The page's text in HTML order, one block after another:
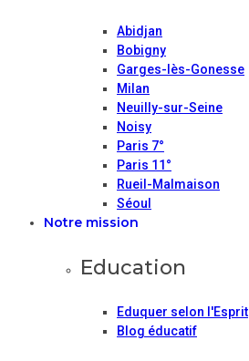
Abidjan
Bobigny
Garges-lès-Gonesse
Milan
Neuilly-sur-Seine
Noisy
Paris 7°
Paris 11°
Rueil-Malmaison
Séoul
Notre mission
Education
Eduquer selon l'Esprit
Blog éducatif